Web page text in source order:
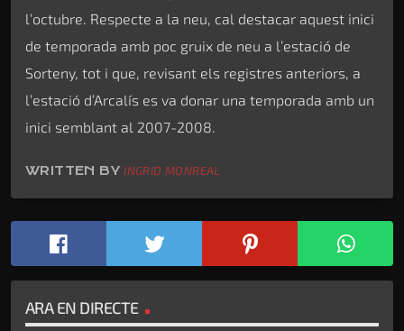
l’octubre. Respecte a la neu, cal destacar aquest inici
de temporada amb poc gruix de neu a l’estació de
Sorteny, tot i que, revisant els registres anteriors, a
l’estació d’Arcalís es va donar una temporada amb un
inici semblant al 2007-2008.
WRITTEN BYINGRID MONREAL
ARA EN DIRECTE